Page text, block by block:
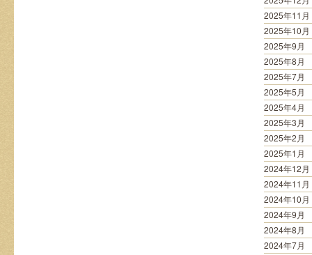
2025年11月
2025年10月
2025年9月
2025年8月
2025年7月
2025年5月
2025年4月
2025年3月
2025年2月
2025年1月
2024年12月
2024年11月
2024年10月
2024年9月
2024年8月
2024年7月